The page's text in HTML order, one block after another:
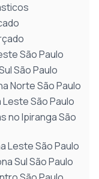
São Paulo
São Paulo
Norte São Paulo
São Paulo
no Ipiranga São
Leste São Paulo
Sul São Paulo